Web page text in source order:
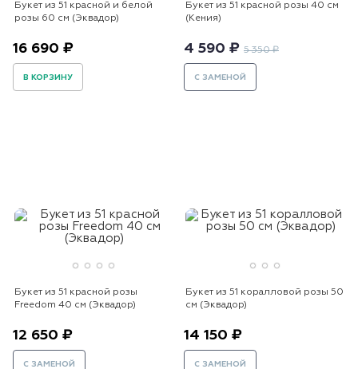
Букет из 51 красной и белой
розы 60 см (Эквадор)
16 690 ₽
В КОРЗИНУ
Букет из 51 красной розы 40 см
(Кения)
4 590 ₽ 5 350 ₽
С ЗАМЕНОЙ
Букет из 51 красной розы
Freedom 40 см (Эквадор)
12 650 ₽
С ЗАМЕНОЙ
Букет из 51 коралловой розы 50
см (Эквадор)
14 150 ₽
С ЗАМЕНОЙ